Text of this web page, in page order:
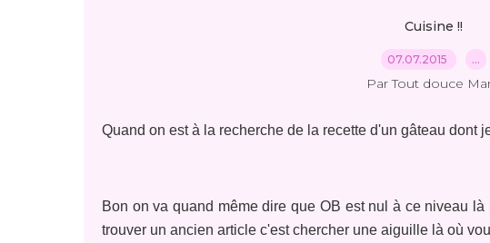
Cuisine !!
07.07.2015 …
Par Tout douce
Quand on est à la recherche de la recette d'un gâteau dont
Bon on va quand même dire que OB est nul à ce niveau
trouver un ancien article c'est chercher une aiguille là où